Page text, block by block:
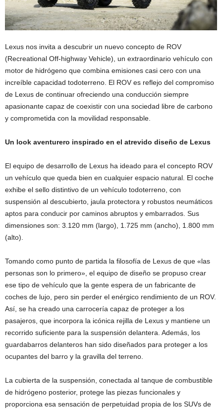
Lexus nos invita a descubrir un nuevo concepto de ROV
(Recreational Off-highway Vehicle), un extraordinario vehículo con
motor de hidrógeno que combina emisiones casi cero con una
increíble capacidad todoterreno. El ROV es reflejo del compromiso
de Lexus de continuar ofreciendo una conducción siempre
apasionante capaz de coexistir con una sociedad libre de carbono
y comprometida con la movilidad responsable.
Un look aventurero inspirado en el atrevido diseño de Lexus
El equipo de desarrollo de Lexus ha ideado para el concepto ROV
un vehículo que queda bien en cualquier espacio natural. El coche
exhibe el sello distintivo de un vehículo todoterreno, con
suspensión al descubierto, jaula protectora y robustos neumáticos
aptos para conducir por caminos abruptos y embarrados. Sus
dimensiones son: 3.120 mm (largo), 1.725 mm (ancho), 1.800 mm
(alto).
Tomando como punto de partida la filosofía de Lexus de que «las
personas son lo primero», el equipo de diseño se propuso crear
ese tipo de vehículo que la gente espera de un fabricante de
coches de lujo, pero sin perder el enérgico rendimiento de un ROV.
Así, se ha creado una carrocería capaz de proteger a los
pasajeros, que incorpora la icónica rejilla de Lexus y mantiene un
recorrido suficiente para la suspensión delantera. Además, los
guardabarros delanteros han sido diseñados para proteger a los
ocupantes del barro y la gravilla del terreno.
La cubierta de la suspensión, conectada al tanque de combustible
de hidrógeno posterior, protege las piezas funcionales y
proporciona esa sensación de perpetuidad propia de los SUVs de